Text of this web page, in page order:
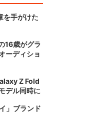
を手がけた
16歳がグラ
ーディショ
Z Fold
ル同時に
」ブランド